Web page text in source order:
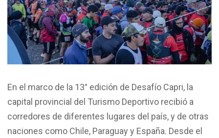
En el marco de la 13° edición de Desafío Capri, la
capital provincial del Turismo Deportivo recibió a
corredores de diferentes lugares del país, y de otras
naciones como Chile, Paraguay y España. Desde el